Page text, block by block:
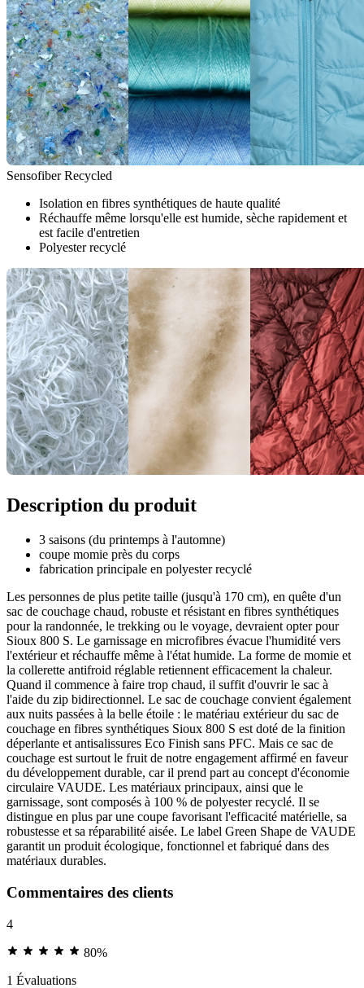
Sensofiber Recycled
Isolation en fibres synthétiques de haute qualité
Réchauffe même lorsqu'elle est humide, sèche rapidement et
est facile d'entretien
Polyester recyclé
Description du produit
3 saisons (du printemps à l'automne)
coupe momie près du corps
fabrication principale en polyester recyclé
Les personnes de plus petite taille (jusqu'à 170 cm), en quête d'un
sac de couchage chaud, robuste et résistant en fibres synthétiques
pour la randonnée, le trekking ou le voyage, devraient opter pour
Sioux 800 S. Le garnissage en microfibres évacue l'humidité vers
l'extérieur et réchauffe même à l'état humide. La forme de momie et
la collerette antifroid réglable retiennent efficacement la chaleur.
Quand il commence à faire trop chaud, il suffit d'ouvrir le sac à
l'aide du zip bidirectionnel. Le sac de couchage convient également
aux nuits passées à la belle étoile : le matériau extérieur du sac de
couchage en fibres synthétiques Sioux 800 S est doté de la finition
déperlante et antisalissures Eco Finish sans PFC. Mais ce sac de
couchage est surtout le fruit de notre engagement affirmé en faveur
du développement durable, car il prend part au concept d'économie
circulaire VAUDE. Les matériaux principaux, ainsi que le
garnissage, sont composés à 100 % de polyester recyclé. Il se
distingue en plus par une coupe favorisant l'efficacité matérielle, sa
robustesse et sa réparabilité aisée. Le label Green Shape de VAUDE
garantit un produit écologique, fonctionnel et fabriqué dans des
matériaux durables.
Commentaires des clients
4
80%
1 Évaluations